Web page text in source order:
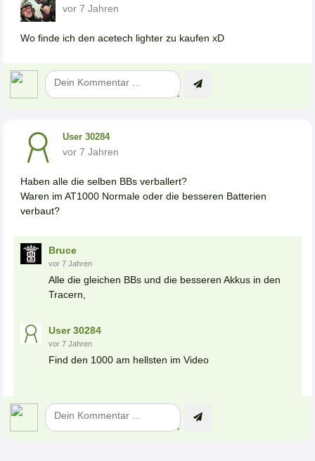
vor 7 Jahren
Wo finde ich den acetech lighter zu kaufen xD
User 30284
vor 7 Jahren
Haben alle die selben BBs verballert?
Waren im AT1000 Normale oder die besseren Batterien
verbaut?
Bruce
vor 7 Jahren
Alle die gleichen BBs und die besseren Akkus in den
Tracern,
User 30284
vor 7 Jahren
Find den 1000 am hellsten im Video